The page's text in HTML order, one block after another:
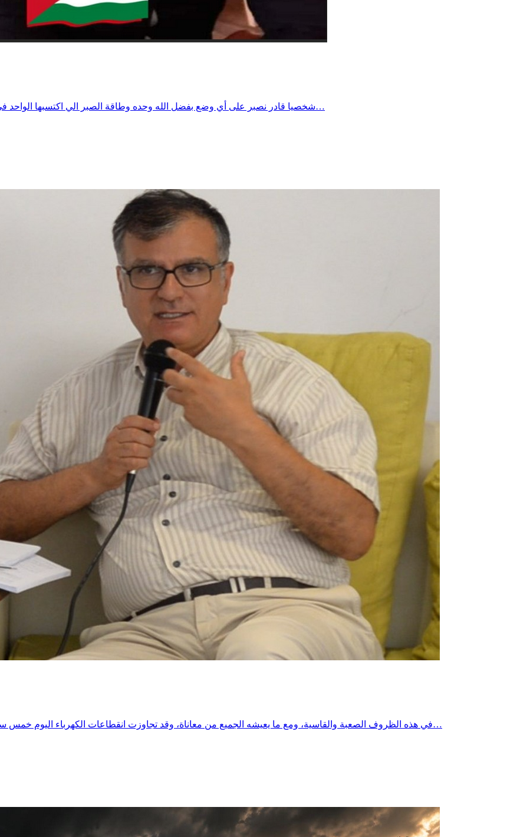
شخصيا قادر نصبر على أي وضع بفضل الله وحده وطاقة الصبر الي اكتسبها الواحد في حياته لكن هناك الكثير من المرضى وكبار السن والأطفال لا طاقة لهم…
في هذه الظروف الصعبة والقاسية، ومع ما يعيشه الجميع من معاناة، وقد تجاوزت انقطاعات الكهرباء اليوم خمس ساعات متواصلة، تظل كرامة الإنسان فوق كل اعتبار.تضامني المطلق مع…